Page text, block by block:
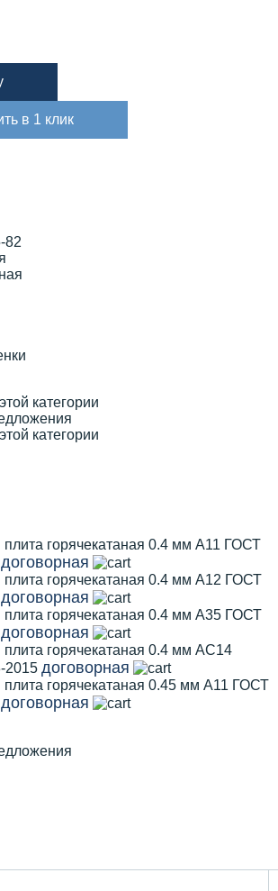
в 1 клик
82
категории
категории
горячекатаная 0.4 мм А11 ГОСТ
договорная
плита горячекатаная 0.4 мм А12 ГОСТ
договорная
плита горячекатаная 0.4 мм А35 ГОСТ
договорная
горячекатаная 0.4 мм АС14
2015 договорная
горячекатаная 0.45 мм А11 ГОСТ
договорная